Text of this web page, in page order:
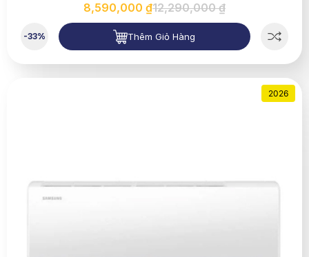
8,590,000 ₫12,290,000 ₫
-33% Thêm Giỏ Hàng
2026